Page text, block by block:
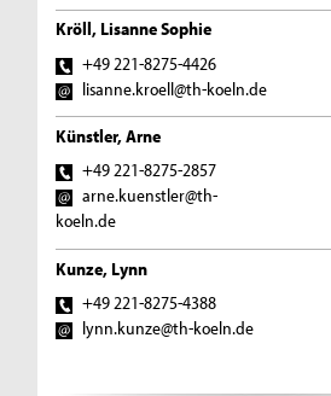
Kröll, Lisanne Sophie
+49 221-8275-4426
lisanne.kroell@th-koeln.de
Künstler, Arne
+49 221-8275-2857
arne.kuenstler@th-
koeln.de
Kunze, Lynn
+49 221-8275-4388
lynn.kunze@th-koeln.de